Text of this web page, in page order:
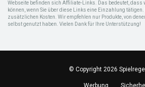
Webseite befinden sich Affiliate-Links. Das bedeutet, dass
können, wenn Sie über diese Links eine Einzahlung
zusätzlichen Kosten. Wir empfehlen nur Produkte, von
selbst genutzt haben. Vielen Dank für Ihre Unterstützung!
© Copyright 2026
Werbung